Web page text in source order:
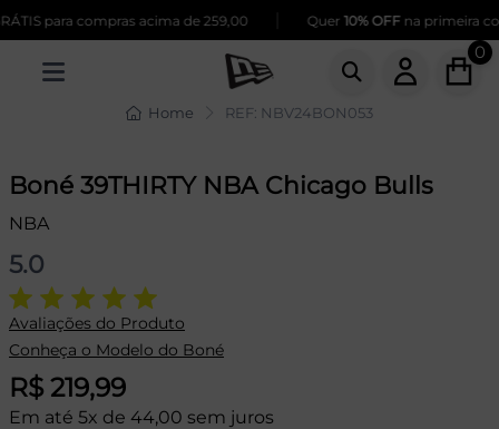
para compras acima de 259,00 Quer10% OFFna primeira
0
Home REF: NBV24BON053
Boné 39THIRTY NBA Chicago Bulls
NBA
5.0
Avaliações do Produto
Conheça o Modelo do Boné
R$ 219,99
Em até 5x de 44,00 sem juros